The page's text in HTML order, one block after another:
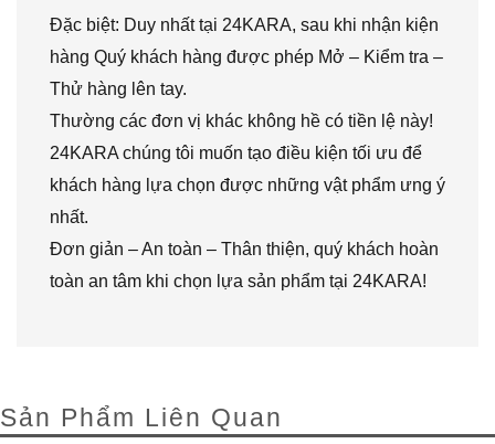
Đặc biệt: Duy nhất tại 24KARA, sau khi nhận kiện
hàng Quý khách hàng được phép Mở – Kiểm tra –
Thử hàng lên tay.
Thường các đơn vị khác không hề có tiền lệ này!
24KARA chúng tôi muốn tạo điều kiện tối ưu để
khách hàng lựa chọn được những vật phẩm ưng ý
nhất.
Đơn giản – An toàn – Thân thiện, quý khách hoàn
toàn an tâm khi chọn lựa sản phẩm tại 24KARA!
Sản Phẩm Liên Quan